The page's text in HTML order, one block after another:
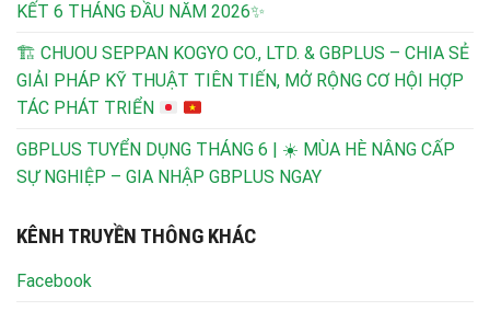
KẾT 6 THÁNG ĐẦU NĂM 2026✨
🏗️ CHUOU SEPPAN KOGYO CO., LTD. & GBPLUS – CHIA SẺ
GIẢI PHÁP KỸ THUẬT TIÊN TIẾN, MỞ RỘNG CƠ HỘI HỢP
TÁC PHÁT TRIỂN
GBPLUS TUYỂN DỤNG THÁNG 6 | ☀️ MÙA HÈ NÂNG CẤP
SỰ NGHIỆP – GIA NHẬP GBPLUS NGAY
KÊNH TRUYỀN THÔNG KHÁC
Facebook